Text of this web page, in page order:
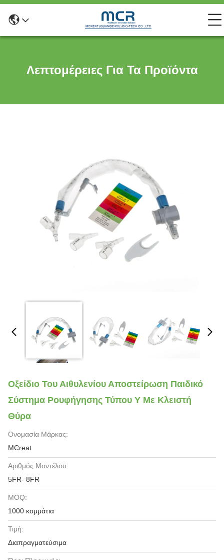
Λεπτομέρειες Για Τα Προϊόντα
Οξείδιο Του Αιθυλενίου Αποστείρωση Παιδικό
Σύστημα Ρουφήγησης Τύπου Y Με Κλειστή
Θύρα
Ονομασία Μάρκας:
MCreat
Αριθμός Μοντέλου:
5FR- 8FR
MOQ:
1000 κομμάτια
Τιμή:
Διαπραγματεύσιμα